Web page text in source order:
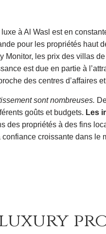
à Al Wasl est en
pour les propriétés haut
Monitor, les prix des villas
est due en partie à
des centres d’affaires
sont nombreuses.
goûts et budgets. Les
des propriétés à des fins
croissante dans le